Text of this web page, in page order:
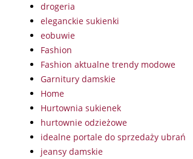
drogeria
eleganckie sukienki
eobuwie
Fashion
Fashion aktualne trendy modowe
Garnitury damskie
Home
Hurtownia sukienek
hurtownie odzieżowe
idealne portale do sprzedaży ubrań
jeansy damskie